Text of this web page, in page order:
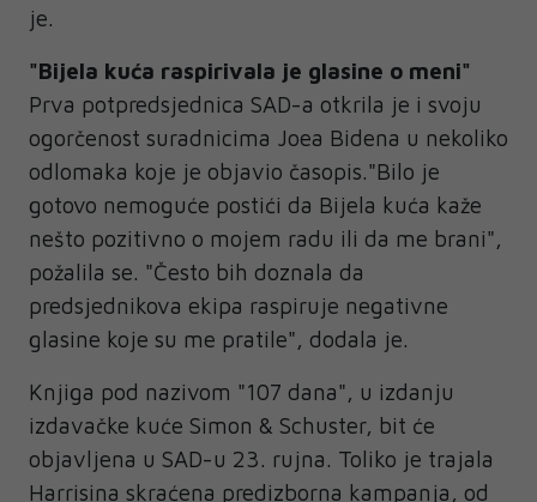
je.
"Bijela kuća raspirivala je glasine o meni"
Prva potpredsjednica SAD-a otkrila je i svoju
ogorčenost suradnicima Joea Bidena u nekoliko
odlomaka koje je objavio časopis."Bilo je
gotovo nemoguće postići da Bijela kuća kaže
nešto pozitivno o mojem radu ili da me brani",
požalila se. "Često bih doznala da
predsjednikova ekipa raspiruje negativne
glasine koje su me pratile", dodala je.
Knjiga pod nazivom "107 dana", u izdanju
izdavačke kuće Simon & Schuster, bit će
objavljena u SAD-u 23. rujna. Toliko je trajala
Harrisina skraćena predizborna kampanja, od